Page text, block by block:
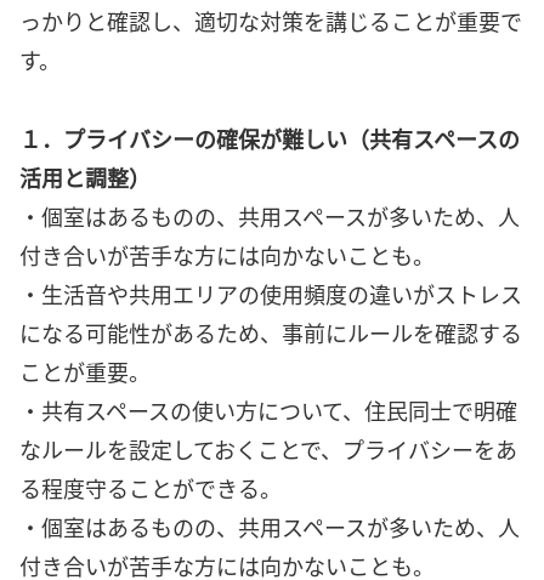
っかりと確認し、適切な対策を講じることが重要で
す。
１．プライバシーの確保が難しい（共有スペースの
活用と調整）
・個室はあるものの、共用スペースが多いため、人
付き合いが苦手な方には向かないことも。
・生活音や共用エリアの使用頻度の違いがストレス
になる可能性があるため、事前にルールを確認する
ことが重要。
・共有スペースの使い方について、住民同士で明確
なルールを設定しておくことで、プライバシーをあ
る程度守ることができる。
・個室はあるものの、共用スペースが多いため、人
付き合いが苦手な方には向かないことも。